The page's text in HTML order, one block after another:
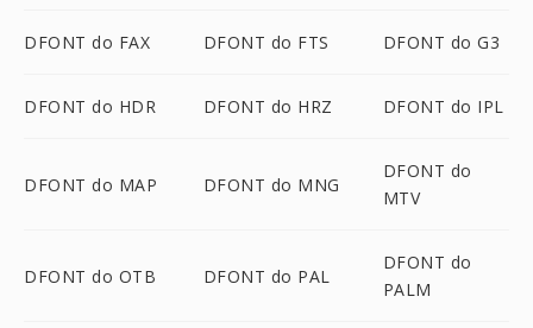
DFONT do FAX DFONT do FTS DFONT do G3
DFONT do HDR DFONT do HRZ DFONT do IPL
DFONT do MAP DFONT do MNG
DFONT do
MTV
DFONT do OTB DFONT do PAL
DFONT do
PALM